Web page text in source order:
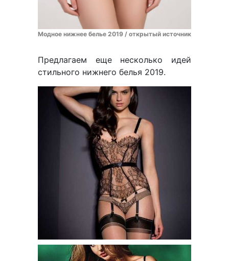
Модное нижнее белье 2019 / открытый источник
Предлагаем еще несколько идей
стильного нижнего белья 2019.